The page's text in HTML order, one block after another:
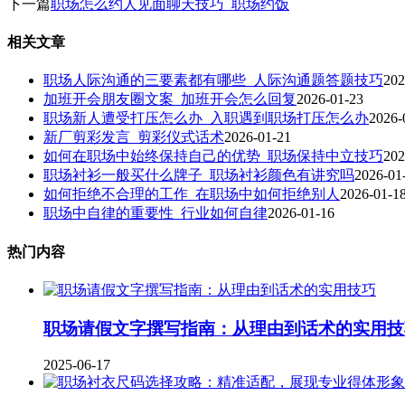
下一篇职场怎么约人见面聊天技巧_职场约饭
相关文章
职场人际沟通的三要素都有哪些_人际沟通题答题技巧
加班开会朋友圈文案_加班开会怎么回复2026-01-23
职场新人遭受打压怎么办_入职遇到职场打压怎么办
新厂剪彩发言_剪彩仪式话术2026-01-21
如何在职场中始终保持自己的优势_职场保持中立技巧
职场衬衫一般买什么牌子_职场衬衫颜色有讲究吗2026-
如何拒绝不合理的工作_在职场中如何拒绝别人2026-01-
职场中自律的重要性_行业如何自律2026-01-16
热门内容
职场请假文字撰写指南：从理由到话术的实用
2025-06-17